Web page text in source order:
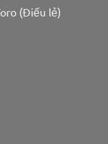
(Điếu lẻ)